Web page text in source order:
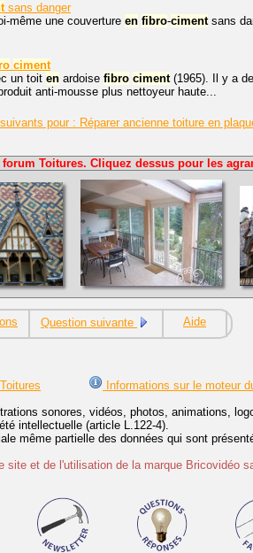
sans danger
même une couverture en fibro-cimentsans
ciment
un toit en ardoise fibro ciment(1965). Il y a
anti-mousse plus nettoyeur haute...
pour : Réparer ancienne toiture en
Toitures. Cliquez dessus pour les
Question suivante Aide
Informations sur le moteur
sonores, vidéos, photos, animations,
intellectuelle (article L.122-4).
même partielle des données qui sont
site et de l'utilisation de la marque Bricovidéo